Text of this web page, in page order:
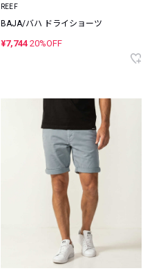
REEF
BAJA/バハ ドライショーツ
¥7,744 20%OFF